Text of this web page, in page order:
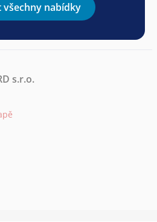
všechny nabídky
s.r.o.